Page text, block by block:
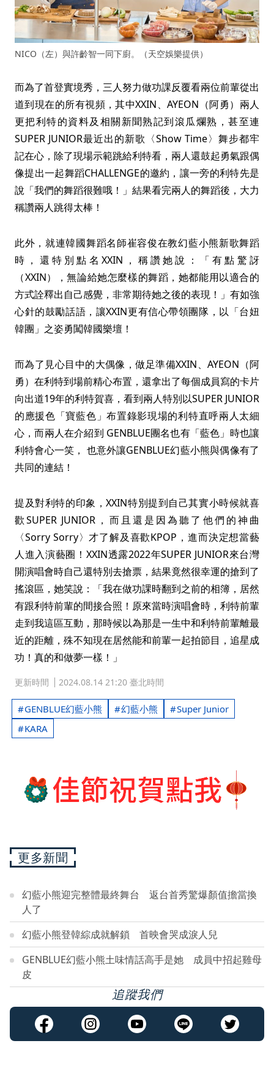
NICO（左）與許齡智一同下廚。（天空娛樂提供）
而為了首登實境秀，三人努力做功課反覆看兩位前輩從出
道到現在的所有視頻，其中XXIN、AYEON（阿勇）兩人
更把利特的資料及相關新聞熟記到滾瓜爛熟，甚至連
SUPER JUNIOR最近出的新歌〈Show Time〉舞步都牢
記在心，除了現場示範跳給利特看，兩人還鼓起勇氣跟偶
像提出一起舞蹈CHALLENGE的邀約，讓一旁的利特先是
說「我們的舞蹈很難哦！」結果看完兩人的舞蹈後，大力
稱讚兩人跳得太棒！
此外，就連韓國舞蹈名師崔容俊在教幻藍小熊新歌舞蹈
時，還特別點名XXIN，稱讚她說：「有點驚訝
（XXIN），無論給她怎麼樣的舞蹈，她都能用以適合的
方式詮釋出自己感覺，非常期待她之後的表現！」有如強
心針的鼓勵話語，讓XXIN更有信心帶領團隊，以「台妞
韓團」之姿勇闖韓國樂壇！
而為了見心目中的大偶像，做足準備XXIN、AYEON（阿
勇）在利特到場前精心布置，還拿出了每個成員寫的卡片
向出道19年的利特賀喜，看到兩人特別以SUPER JUNIOR
的應援色「寶藍色」布置錄影現場的利特直呼兩人太細
心，而兩人在介紹到 GENBLUE團名也有「藍色」時也讓
利特會心一笑， 也意外讓GENBLUE幻藍小熊與偶像有了
共同的連結！
提及對利特的印象，XXIN特別提到自己其實小時候就喜
歡SUPER JUNIOR，而且還是因為聽了他們的神曲
〈Sorry Sorry〉才了解及喜歡KPOP，進而決定想當藝
人進入演藝圈！XXIN透露2022年SUPER JUNIOR來台灣
開演唱會時自己還特別去搶票，結果竟然很幸運的搶到了
搖滾區，她笑說：「我在做功課時翻到之前的相簿，居然
有跟利特前輩的間接合照！原來當時演唱會時，利特前輩
走到我這區互動，那時候以為那是一生中和利特前輩離最
近的距離，殊不知現在居然能和前輩一起拍節目，追星成
功！真的和做夢一樣！」
更新時間 2024.08.14 21:20 臺北時間
GENBLUE幻藍小熊 幻藍小熊
Super Junior
KARA
更多新聞
幻藍小熊迎完整體最終舞台 返台首秀驚爆顏值擔當換
人了
幻藍小熊登韓綜成就解鎖 首映會哭成淚人兒
GENBLUE幻藍小熊土味情話高手是她 成員中招起雞母
皮
追蹤我們